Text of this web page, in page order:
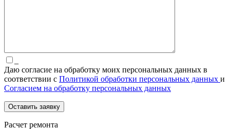
Даю согласие на обработку моих персональных данных в
соответствии с Политикой обработки персональных данных и
Согласием на обработку персональных данных
Расчет ремонта